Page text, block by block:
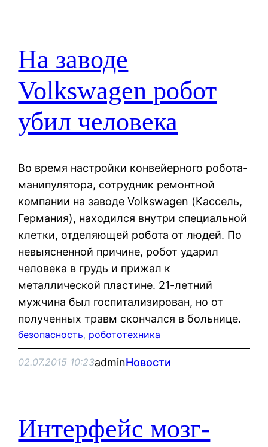
На заводе
Volkswagen робот
убил человека
Во время настройки конвейерного робота-
манипулятора, сотрудник ремонтной
компании на заводе Volkswagen (Кассель,
Германия), находился внутри специальной
клетки, отделяющей робота от людей. По
невыясненной причине, робот ударил
человека в грудь и прижал к
металлической пластине. 21-летний
мужчина был госпитализирован, но от
полученных травм скончался в больнице.
безопасность, робототехника
02.07.2015 10:23adminНовости
Интерфейс мозг-